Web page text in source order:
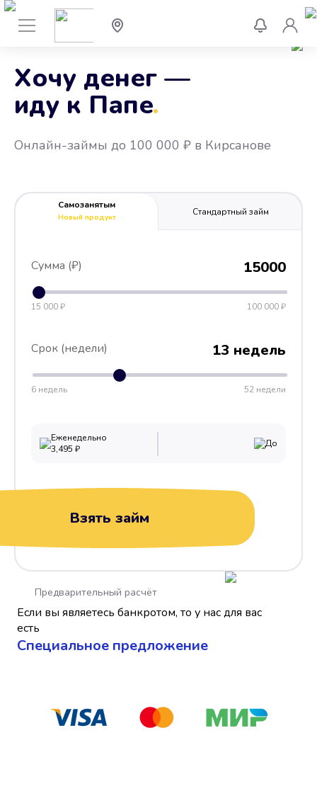
Хочу денег —
иду к Папе
.
Онлайн-займы до 100 000 ₽ в Кирсанове
Самозанятым
Новый продукт
Стандартный займ
Сумма (₽) 15000
15 000 ₽ 100 000 ₽
Срок (недели) 13 недель
6 недель 52 недели
Еженедельно
3,495 ₽ До
Взять займ
Если вы являетесь банкротом, то у нас для вас
есть
Cпециальное предложение
Предварительный расчёт